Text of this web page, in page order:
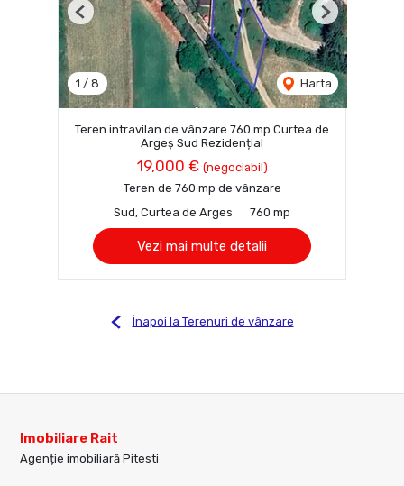
1 / 8 Harta
Previous Next
Teren intravilan de vânzare 760 mp Curtea de
Argeș Sud Rezidențial
19,000 € (negociabil)
Teren de 760 mp de vânzare
Sud, Curtea de Arges
760 mp
Vezi mai multe detalii
Înapoi la Terenuri de vânzare
Imobiliare Rait
Agenție imobiliară Pitesti